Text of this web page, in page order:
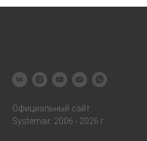
Официальный сайт
Systemair. 2006 - 2026 г.